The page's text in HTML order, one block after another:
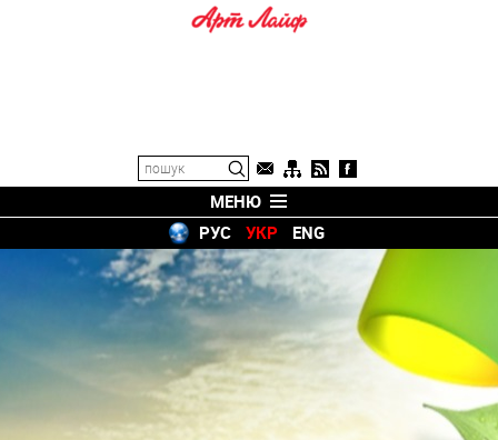
МЕНЮ
РУС
УКР ENG